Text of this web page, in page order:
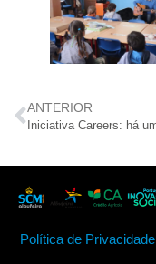
ANTERIOR
Política de Privacidade